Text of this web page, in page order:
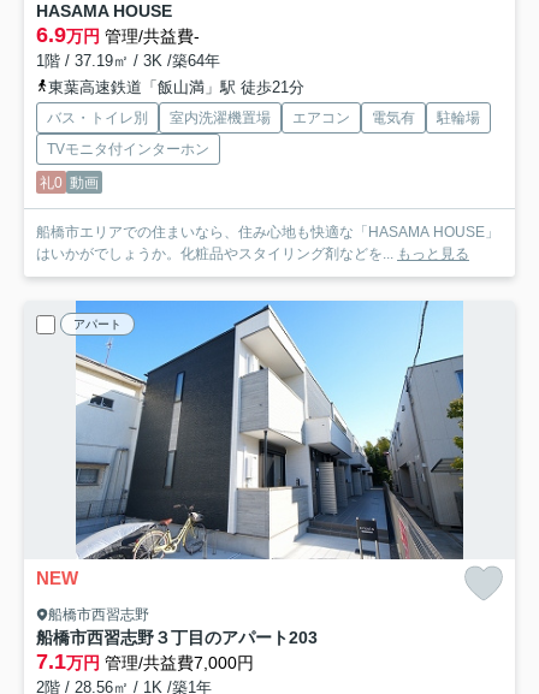
HASAMA HOUSE
6.9万円 管理/共益費-
1階 / 37.19㎡ / 3K /築64年
東葉高速鉄道「飯山満」駅 徒歩21分
バス・トイレ別 室内洗濯機置場 エアコン 電気有
駐輪場
TVモニタ付インターホン
礼0 動画
船橋市エリアでの住まいなら、住み心地も快適な「HASAMA HOUSE」
はいかがでしょうか。化粧品やスタイリング剤などを... もっと見る
アパート
NEW
船橋市西習志野
船橋市西習志野３丁目のアパート203
7.1万円 管理/共益費7,000円
2階 / 28.56㎡ / 1K /築1年